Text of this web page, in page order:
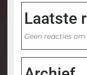
Laatste
Geen reacties